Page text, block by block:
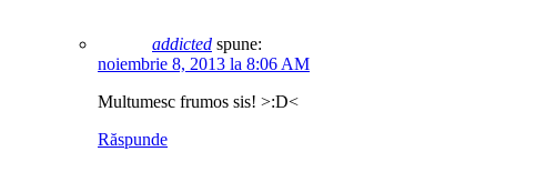
addicted spune:
noiembrie 8, 2013 la 8:06 AM
Multumesc frumos sis! >:D<
Răspunde